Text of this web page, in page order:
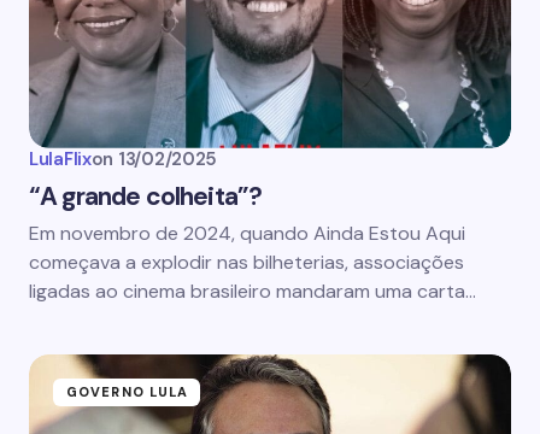
LulaFlixon 13/02/2025
“A grande colheita”?
Em novembro de 2024, quando Ainda Estou Aqui
começava a explodir nas bilheterias, associações
ligadas ao cinema brasileiro mandaram uma carta…
GOVERNO LULA